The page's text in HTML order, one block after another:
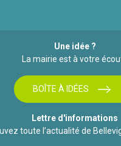
Une idée ?
La mairie est à votre
BOÎTE À IDÉES
Lettre d'informations
toute l’actualité de